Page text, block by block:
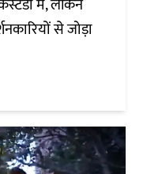
में, लेकिन
से जोड़ा